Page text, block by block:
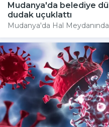
Mudanya'da belediye
dudak uçuklattı
Mudanya'da Hal